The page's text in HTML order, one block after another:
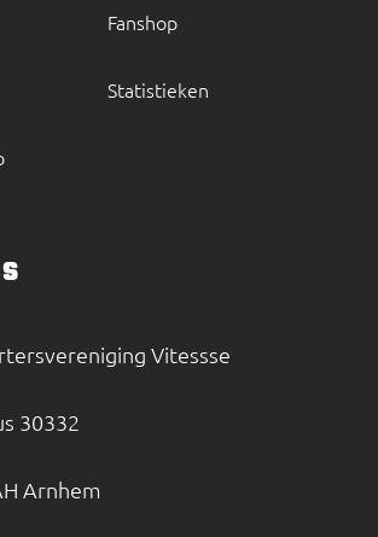
Fanshop
Statistieken
Vitessse
30332
Arnhem